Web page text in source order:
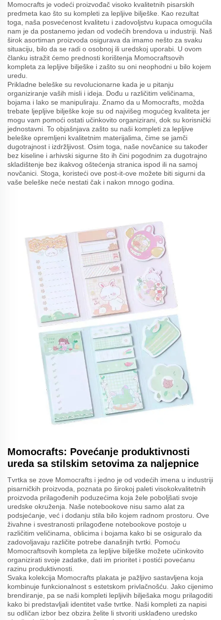
Momocrafts je vodeći proizvođač visoko kvalitetnih pisarskih
predmeta kao što su kompleti za lepljive bilješke. Kao rezultat
toga, naša posvećenost kvalitetu i zadovoljstvu kupaca omogućila
nam je da postanemo jedan od vodećih brendova u industriji. Naš
širok asortiman proizvoda osigurava da imamo nešto za svaku
situaciju, bilo da se radi o osobnoj ili uredskoj uporabi. U ovom
članku istražit ćemo prednosti korištenja Momocraftsovih
kompleta za lepljive bilješke i zašto su oni neophodni u bilo kojem
uredu.
Prikladne beleške su revolucionarne kada je u pitanju
organiziranje vaših misli i ideja. Dođu u različitim veličinama,
bojama i lako se manipuliraju. Znamo da u Momocrafts, možda
trebate ljepljive bilješke koje su od najvišeg mogućeg kvaliteta jer
mogu vam pomoći ostati učinkovito organizirani, dok su korisnički
jednostavni. To objašnjava zašto su naši kompleti za lepljive
beleške opremljeni kvalitetnim materijalima, čime se jamči
dugotrajnost i izdržljivost. Osim toga, naše novčanice su također
bez kiseline i arhivski sigurne što ih čini pogodnim za dugotrajno
skladištenje bez ikakvog oštećenja stranica ispod ili na samoj
novčanici. Stoga, koristeći ove post-it-ove možete biti sigurni da
vaše beleške neće nestati čak i nakon mnogo godina.
Momocrafts: Povećanje produktivnosti
ureda sa stilskim setovima za naljepnice
Tvrtka se zove Momocrafts i jedno je od vodećih imena u industriji
pisarničkih proizvoda, poznata po širokoj paleti visokokvalitetnih
proizvoda prilagođenih poduzećima koja žele poboljšati svoje
uredske okruženja. Naše notebookove nisu samo alat za
podsjećanje, već i dodanju stila bilo kojem radnom prostoru. Ove
živahne i svestranosti prilagođene notebookove postoje u
različitim veličinama, oblicima i bojama kako bi se osiguralo da
zadovoljavaju različite potrebe današnjih tvrtki. Pomoću
Momocraftsovih kompleta za lepljive bilješke možete učinkovito
organizirati svoje zadatke, dati im prioritet i postići povećanu
razinu produktivnosti.
Svaka kolekcija Momocrafts plakata je pažljivo sastavljena koja
kombinuje funkcionalnost s estetskom privlačnošću. Jako cijenimo
brendiranje, pa se naši kompleti lepljivih bilješaka mogu prilagoditi
kako bi predstavljali identitet vaše tvrtke. Naši kompleti za napisi
su odličan izbor bez obzira želite li stvoriti usklađeno uredsko